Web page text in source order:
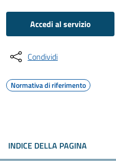
Accedi al servizio
Condividi
Normativa di riferimento
INDICE DELLA PAGINA